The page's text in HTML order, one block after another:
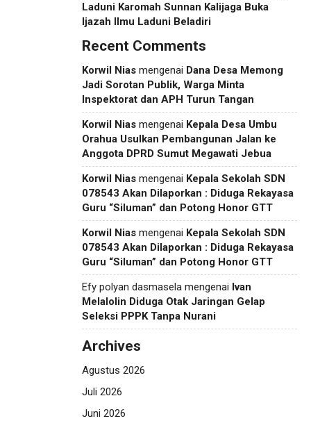
Laduni Karomah Sunnan Kalijaga Buka
Ijazah Ilmu Laduni Beladiri
Recent Comments
Korwil Nias mengenai Dana Desa Memong
Jadi Sorotan Publik, Warga Minta
Inspektorat dan APH Turun Tangan
Korwil Nias mengenai Kepala Desa Umbu
Orahua Usulkan Pembangunan Jalan ke
Anggota DPRD Sumut Megawati Jebua
Korwil Nias mengenai Kepala Sekolah SDN
078543 Akan Dilaporkan : Diduga Rekayasa
Guru “Siluman” dan Potong Honor GTT
Korwil Nias mengenai Kepala Sekolah SDN
078543 Akan Dilaporkan : Diduga Rekayasa
Guru “Siluman” dan Potong Honor GTT
Efy polyan dasmasela mengenai Ivan
Melalolin Diduga Otak Jaringan Gelap
Seleksi PPPK Tanpa Nurani
Archives
Agustus 2026
Juli 2026
Juni 2026